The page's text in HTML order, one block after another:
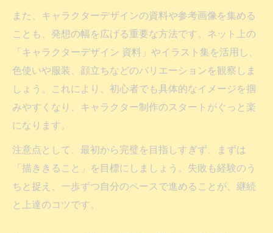
また、キャラクターデザインの資料や参考画像を集める
ことも、発想の幅を広げる重要な方法です。ネット上の
「キャラクターデザイン 資料」やイラスト集を活用し、
色使いや服装、顔立ちなどのバリエーションを観察しま
しょう。これにより、初心者でも具体的なイメージを掴
みやすくなり、キャラクター制作のスタートがぐっと楽
になります。
注意点として、最初から完璧を目指しすぎず、まずは
「描ききること」を目標にしましょう。失敗も経験のう
ちと捉え、一歩ずつ自分のペースで進めることが、継続
と上達のコツです。